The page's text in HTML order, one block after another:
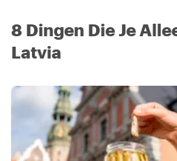
8 Dingen Die Je
Latvia